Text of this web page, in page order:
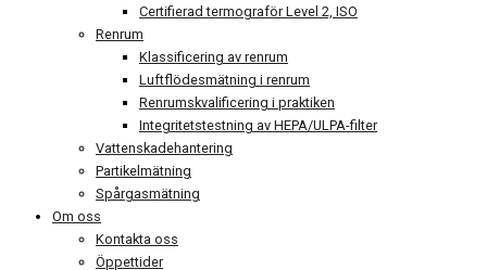
Certifierad termograför Level 2, ISO
Renrum
Klassificering av renrum
Luftflödesmätning i renrum
Renrumskvalificering i praktiken
Integritetstestning av HEPA/ULPA-filter
Vattenskadehantering
Partikelmätning
Spårgasmätning
Om oss
Kontakta oss
Öppettider